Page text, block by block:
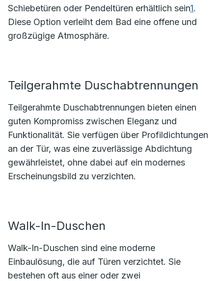
Schiebetüren oder Pendeltüren erhältlich sein1.
Diese Option verleiht dem Bad eine offene und
großzügige Atmosphäre.
Teilgerahmte Duschabtrennungen
Teilgerahmte Duschabtrennungen bieten einen
guten Kompromiss zwischen Eleganz und
Funktionalität. Sie verfügen über Profildichtungen
an der Tür, was eine zuverlässige Abdichtung
gewährleistet, ohne dabei auf ein modernes
Erscheinungsbild zu verzichten.
Walk-In-Duschen
Walk-In-Duschen sind eine moderne
Einbaulösung, die auf Türen verzichtet. Sie
bestehen oft aus einer oder zwei